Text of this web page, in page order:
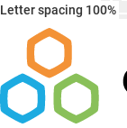
Letter spacing 100%